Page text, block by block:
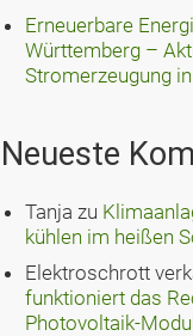
Erneuerbare
Württemberg –
Stromerzeugung
Neueste
Tanja zu
kühlen im heißen
Elektroschrott
funktioniert das
Photovoltaik-